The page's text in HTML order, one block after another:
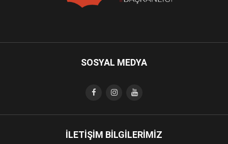
SOSYAL MEDYA
İLETİŞİM BİLGİLERİMİZ